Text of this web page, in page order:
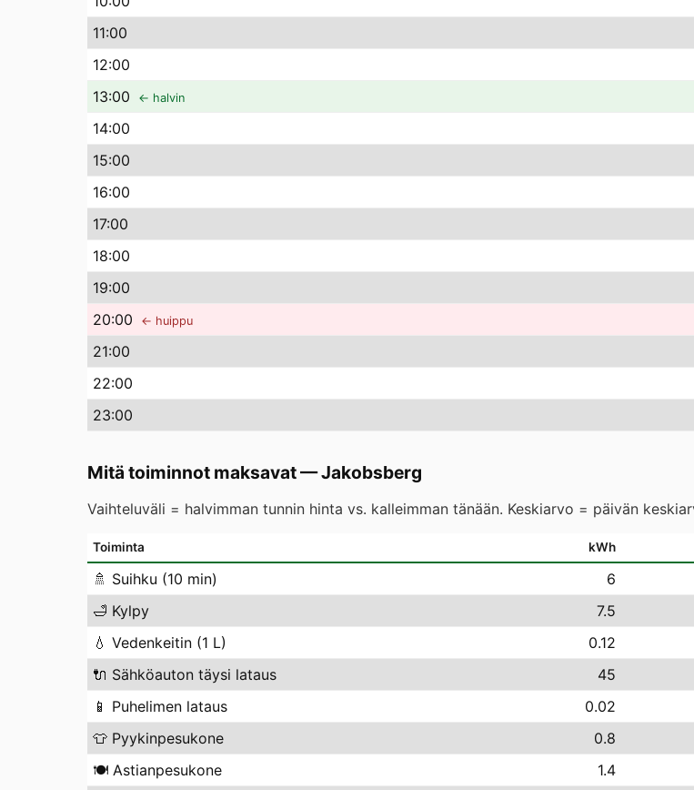
11:00
12:00
13:00 ← halvin
14:00
15:00
16:00
17:00
18:00
19:00
20:00 ← huippu
21:00
22:00
23:00
Mitä toiminnot maksavat—Jakobsberg
Vaihteluväli = halvimman tunnin hinta vs. kalleimman tänään. Keskiarvo = päivän
Toiminta kWh
🚿 Suihku (10 min) 6
🛁 Kylpy 7.5
💧 Vedenkeitin (1 L) 0.12
🔌 Sähköauton täysi lataus 45
📱 Puhelimen lataus 0.02
👕 Pyykinpesukone 0.8
🍽️ Astianpesukone 1.4